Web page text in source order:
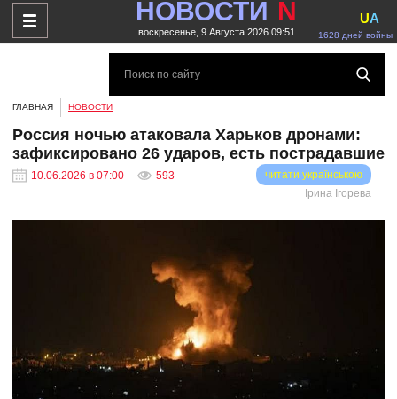
НОВОСТИ N
воскресенье, 9 Августа 2026 09:51 1628 дней войны
UA
ГЛАВНАЯ НОВОСТИ
Россия ночью атаковала Харьков дронами:
зафиксировано 26 ударов, есть пострадавшие
10.06.2026 в 07:00 593
читати українською
Ірина Ігорева